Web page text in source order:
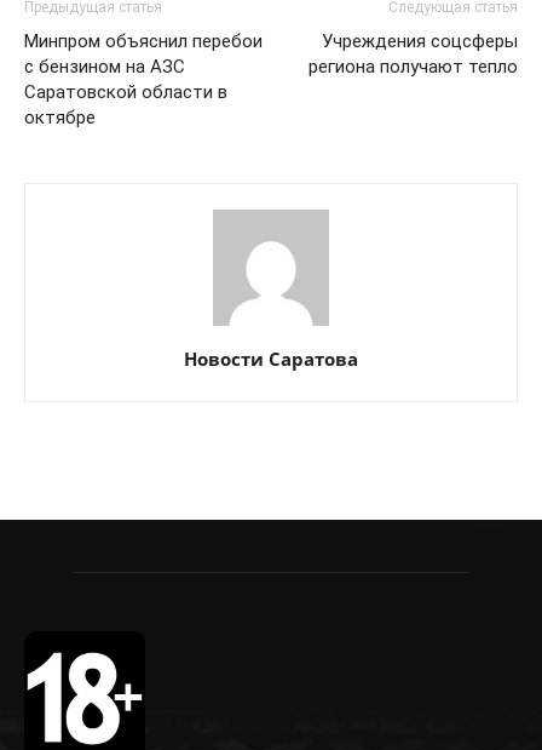
Предыдущая статья
Минпром объяснил перебои
с бензином на АЗС
Саратовской области в
октябре
Следующая статья
Учреждения соцсферы
региона получают тепло
Новости Саратова